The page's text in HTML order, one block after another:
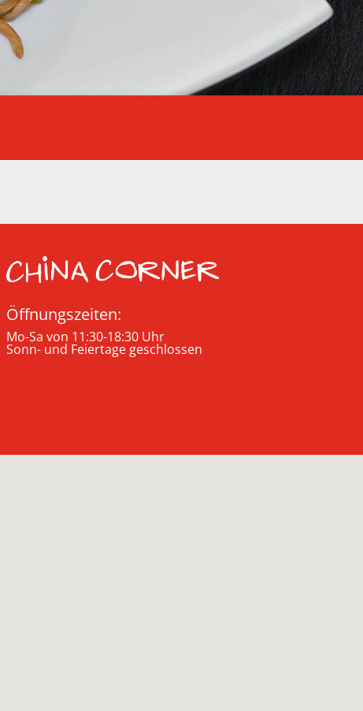
Öffnungszeiten:
Mo-Sa von 11:30-18:30 Uhr
Sonn- und Feiertage geschlossen